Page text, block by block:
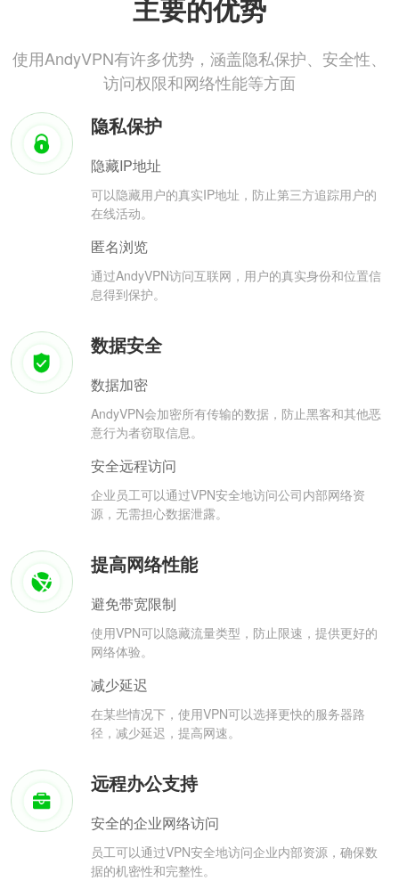
主要的优势
使用AndyVPN有许多优势，涵盖隐私保护、安全性、
访问权限和网络性能等方面
隐私保护
隐藏IP地址
可以隐藏用户的真实IP地址，防止第三方追踪用户的
在线活动。
匿名浏览
通过AndyVPN访问互联网，用户的真实身份和位置信
息得到保护。
数据安全
数据加密
AndyVPN会加密所有传输的数据，防止黑客和其他恶
意行为者窃取信息。
安全远程访问
企业员工可以通过VPN安全地访问公司内部网络资
源，无需担心数据泄露。
提高网络性能
避免带宽限制
使用VPN可以隐藏流量类型，防止限速，提供更好的
网络体验。
减少延迟
在某些情况下，使用VPN可以选择更快的服务器路
径，减少延迟，提高网速。
远程办公支持
安全的企业网络访问
员工可以通过VPN安全地访问企业内部资源，确保数
据的机密性和完整性。